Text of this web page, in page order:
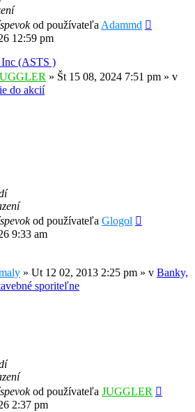
od používateľaAdammd
12:59 pm
(ASTS )
» Št 15 08, 2024 7:51 pm » v
do akcií
od používateľa Glogol
9:33 am
» Ut 12 02, 2013 2:25 pm » v Banky,
sporiteľne
od používateľa JUGGLER
2:37 pm